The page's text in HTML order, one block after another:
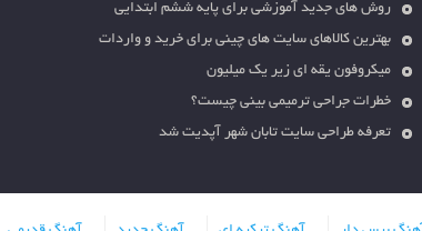
روش های جدید آموزشی برای پایه ششم ابتدایی
بهترین کالاهای سایت های چینی برای خرید و واردات
میکروفون یقه ای زیر یک میلیون
خطرات جراحی ترمیمی بینی چیست؟
تعرفه طراحی سایت تابان شهر آپدیت شد